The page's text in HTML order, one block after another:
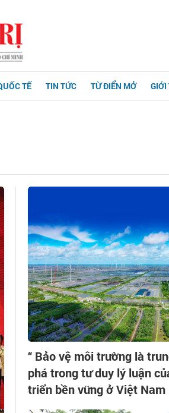
TẾ TIN TỨC TỪ ĐIỂN MỞ GIỚI
“ Bảo vệ môi trường là
phá trong tư duy lý luận
triển bền vững ở Việt Nam